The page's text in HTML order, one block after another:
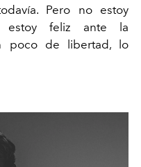
Pero no estoy
estoy feliz ante la
poco de libertad, lo